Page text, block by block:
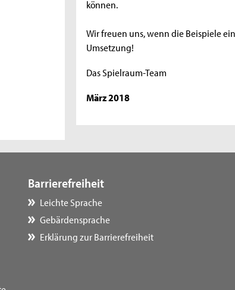
können.
Wir freuen uns, wenn die Beispiele
Umsetzung!
Das Spielraum-Team
März 2018
Barrierefreiheit
Leichte Sprache
Gebärdensprache
Erklärung zur Barrierefreiheit